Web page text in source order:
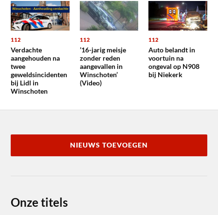
112
Verdachte
aangehouden na
twee
geweldsincidenten
bij Lidl in
Winschoten
112
’16-jarig meisje
zonder reden
aangevallen in
Winschoten’
(Video)
112
Auto belandt in
voortuin na
ongeval op N908
bij Niekerk
NIEUWS TOEVOEGEN
Onze titels